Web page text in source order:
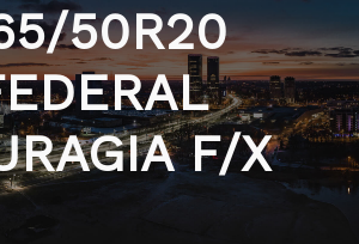
50R20
F/X